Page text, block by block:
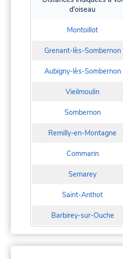
d'oiseau
Montoillot
Grenant-lès-Sombernon
Aubigny-lès-Sombernon
Vieilmoulin
Sombernon
Remilly-en-Montagne
Commarin
Semarey
Saint-Anthot
Barbirey-sur-Ouche